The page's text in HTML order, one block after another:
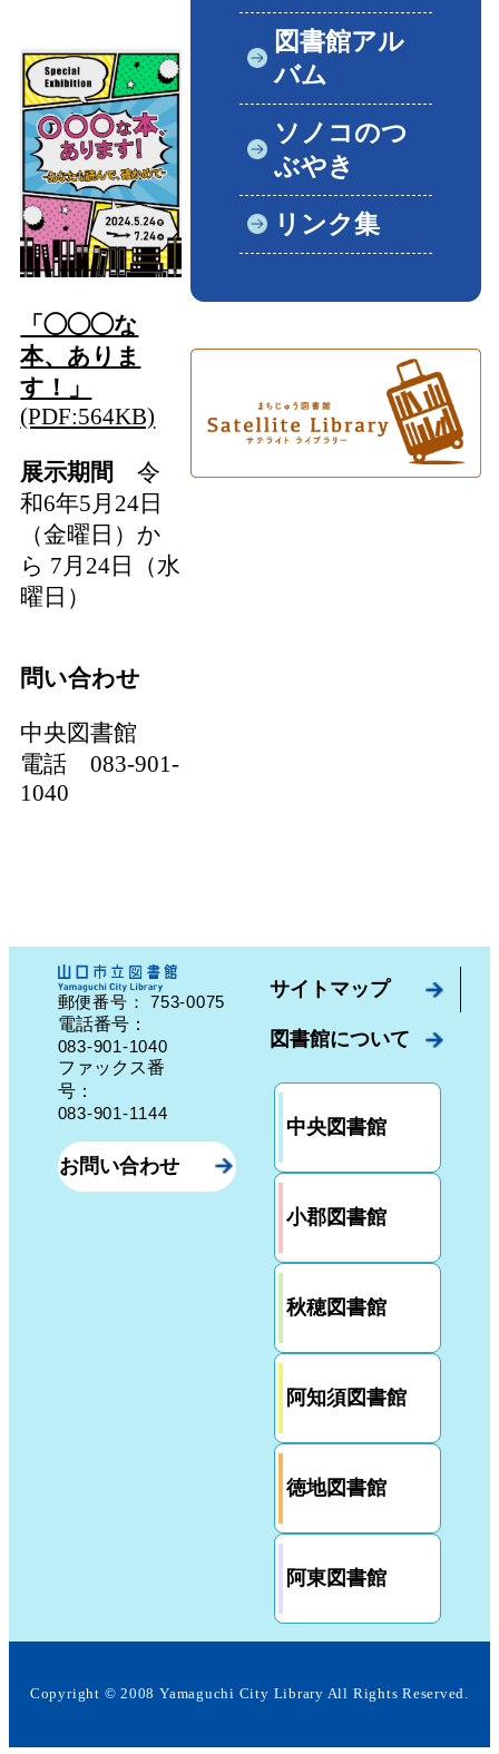
「◯◯◯な
本、ありま
す！」
(PDF:564KB)
展示期間令
和6年5月24日
（金曜日）か
ら 7月24日（水
曜日）
問い合わせ
中央図書館
電話 083-901-
1040
図書館アル
バム
ソノコのつ
ぶやき
リンク集
郵便番号：753-0075 山口県山口市中園町７番７号
電話番号：
083-901-1040
ファックス番
号：
083-901-1144
お問い合わせ
サイトマップ
図書館について
中央図書館
小郡図書館
秋穂図書館
阿知須図書館
徳地図書館
阿東図書館
Copyright ©2008 Yamaguchi City Library All Rights Reserved.